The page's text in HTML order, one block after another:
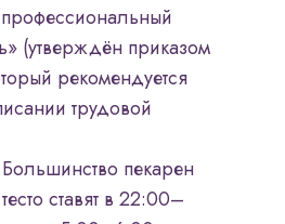
(утверждён приказом
рекомендуется
трудовой
Большинство пекарен
ставят в 22:00–